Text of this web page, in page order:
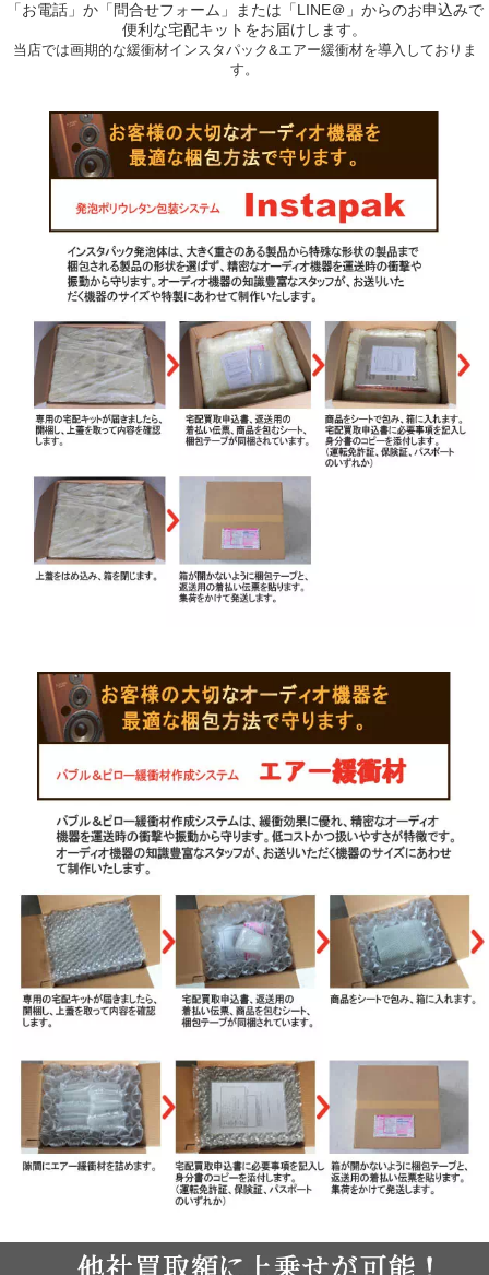
「お電話」か「問合せフォーム」または「LINE＠」からのお申込みで
便利な宅配キットをお届けします。
当店では画期的な緩衝材インスタパック&エアー緩衝材を導入しておりま
す。